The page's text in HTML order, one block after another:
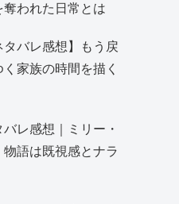
われた日常とは
タバレ感想】もう戻
家族の時間を描く
レ感想｜ミリー・
語は既視感とナラ